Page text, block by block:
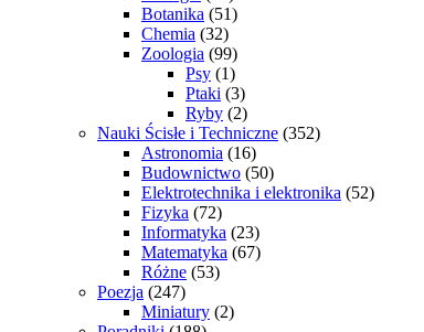
Botanika (51)
Chemia (32)
Zoologia (99)
Psy (1)
Ptaki (3)
Ryby (2)
Nauki Ścisłe i Techniczne (352)
Astronomia (16)
Budownictwo (50)
Elektrotechnika i elektronika (52)
Fizyka (72)
Informatyka (23)
Matematyka (67)
Różne (53)
Poezja (247)
Miniatury (2)